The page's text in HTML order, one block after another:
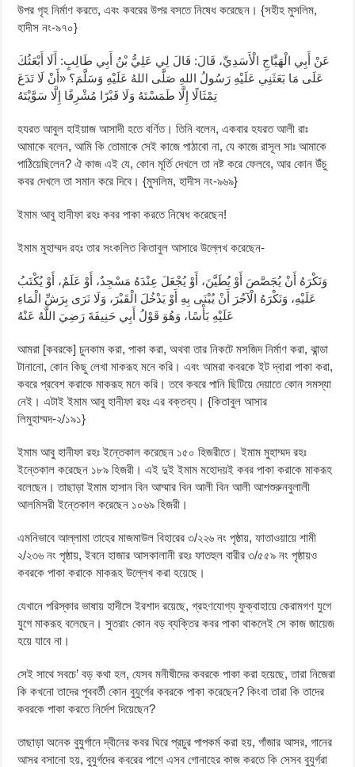
উপর গৃহ নির্মাণ করতে, এবং কবরের উপর বসতে নিষেধ করেছেন। {সহীহ মুসলিম,
হাদীস নং-৯৭০}
عَنْ أَبِي الْهَيَّاجِ الْأَسَدِيِّ، قَالَ: قَالَ لِي عَلِيُّ بْنُ أَبِي طَالِبٍ: أَلَا أَبْعَثُكَ
عَلَى مَا بَعَثَنِي عَلَيْهِ رَسُولُ اللهِ صَلَّى اللهُ عَلَيْهِ وَسَلَّمَ؟ «أَنْ لَا تَدَعَ
تِمْثَالًا إِلَّا طَمَسْتَهُ وَلَا قَبْرًا مُشْرِفًا إِلَّا سَوَّيْتَهُ
হযরত আবুল হাইয়াজ আসাদী হতে বর্ণিত। তিনি বলেন, একবার হযরত আলী রাঃ
আমাকে বলেন, আমি কি তোমাকে সেই কাজে পাঠাবো না, যে কাজে রাসূল সাঃ আমাকে
পাঠিয়েছিলেন? ঐ কাজ এই যে, কোন মূর্তি দেখলে তা নষ্ট করে ফেলবে, আর কোন উঁচু
কবর দেখলে তা সমান করে দিবে। {মুসলিম, হাদীস নং-৯৬৯}
ইমাম আবু হানীফা রহঃ কবর পাকা করতে নিষেধ করেছেন!
ইমাম মুহাম্মদ রহঃ তার সংকলিত কিতাবুল আসারে উল্লেখ করেছেন-
وَنَكْرَهُ أَنْ يُجَصَّصَ أَوْ يُطَيَّنَ، أَوْ يُجْعَلَ عِنْدَهُ مَسْجِدٌ، أَوْ عَلَمٌ، أَوْ يُكْتَبُ
عَلَيْهِ، وَنَكْرَهُ الْآجُرَ أَنْ يُبْنَى بِهِ أَوْ يَدْخُلَ الْقَبْرَ، وَلَا نَرَى بِرَشِّ الْمَاءِ
عَلَيْهِ بَأْسًا، وَهُوَ قَوْلُ أَبِي حَنِيفَةَ رَضِيَ اللَّهُ عَنْهُ
আমরা [কবরকে] চুনকাম করা, পাকা করা, অথবা তার নিকটে মসজিদ নির্মাণ করা, ঝান্ডা
টানানো, কোন কিছু লেখা মাকরূহ মনে করি। এবং আমরা কবরকে ইট দ্বারা পাকা করা,
কবরে প্রবেশ করাকে মাকরূহ মনে করি। তবে কবরে পানি ছিটিয়ে দেয়াতে কোন সমস্যা
নেই। এটাই ইমাম আবু হানীফা রহঃ এর বক্তব্য। {কিতাবুল আসার
লিমুহাম্মদ-২/১৯১}
ইমাম আবু হানীফা রহঃ ইন্তেকাল করেছেন ১৫০ হিজরীতে। ইমাম মুহাম্মদ রহঃ
ইন্তেকাল করেছেন ১৮৯ হিজরী। এই দুই ইমাম মহোদয়ই কবর পাকা করাকে মাকরূহ
বলেছেন। তাছাড়া ইমাম হাসান বিন আম্মার বিন আলী বিন আলী আশশুরুনবুলালী
আলমিসরী ইন্তেকাল করেছেন ১০৬৯ হিজরী।
এমনিভাবে আল্লামা তাহের মাজমাউল বিহারের ৩/২২৬ নং পৃষ্ঠায়, ফাতাওয়ায়ে শামী
২/২৩৬ নং পৃষ্ঠায়, ইবনে হাজার আসকালানী রহঃ ফাতহুল বারীর ৩/৫৫৯ নং পৃষ্ঠায়ও
কবরকে পাকা করাকে মাকরূহ উল্লেখ করা হয়েছে।
যেখানে পরিস্কার ভাষায় হাদীসে ইরশাদ রয়েছে, গ্রহণযোগ্য ফুক্বাহায়ে কেরামগণ যুগে
যুগে মাকরূহ বলেছেন। সুতরাং কোন বড় ব্যক্তির কবর পাকা থাকলেই সে কাজ জায়েজ
হয়ে যাবে না।
সেই সাথে সবচে’ বড় কথা হল, যেসব মনীষীদের কবরকে পাকা করা হয়েছে, তারা নিজেরা
কি কখনো তাদের পূববর্তী কোন বুযুর্গের কবরকে পাকা করেছেন? কিংবা তারা কি তাদের
কবরকে পাকা করতে নির্দেশ দিয়েছেন?
তাছাড়া অনেক বুযুর্গানে দ্বীনের কবর ঘিরে প্রচুর পাপকর্ম করা হয়, গাঁজার আসর, গানের
আসর বসানো হয়, বুযুর্গদের কবরের পাশে এসব গোনাহের কাজ করতে কি সেসব বুযুর্গরা